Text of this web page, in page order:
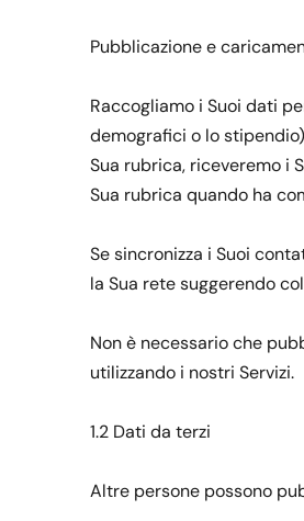
Pubblicazione e
Raccogliamo i Suoi dati
demografici o lo
Sua rubrica, riceveremo i
Sua rubrica quando ha
Se sincronizza i Suoi
la Sua rete suggerendo
Non è necessario che
utilizzando i nostri Servizi.
1.2 Dati da terzi
Altre persone possono